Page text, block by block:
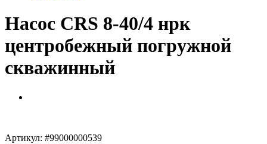
Насос CRS 8-40/4 нрк
центробежный погружной
скважинный
Артикул: #99000000539